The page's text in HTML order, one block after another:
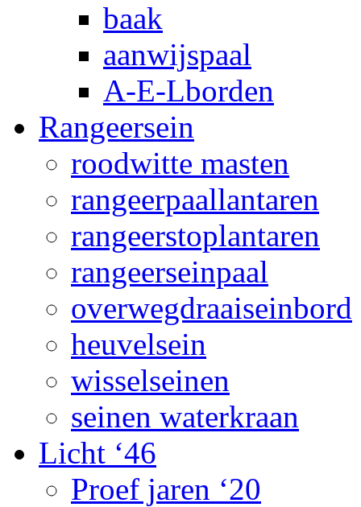
baak
aanwijspaal
A-E-Lborden
Rangeersein
roodwitte masten
rangeerpaallantaren
rangeerstoplantaren
rangeerseinpaal
overwegdraaiseinbord
heuvelsein
wisselseinen
seinen waterkraan
Licht ‘46
Proef jaren ‘20